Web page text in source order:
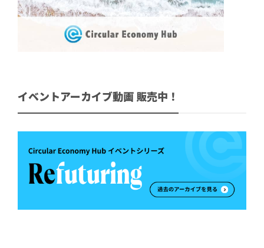
イベントアーカイブ動画 販売中！